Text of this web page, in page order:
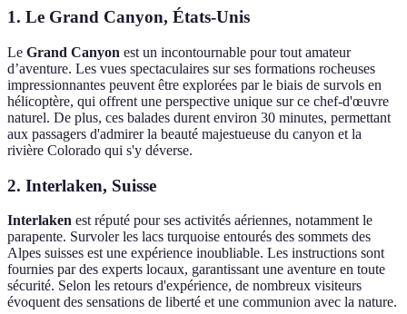
1. Le Grand Canyon, États-Unis
Le Grand Canyon est un incontournable pour tout amateur
d’aventure. Les vues spectaculaires sur ses formations rocheuses
impressionnantes peuvent être explorées par le biais de survols en
hélicoptère, qui offrent une perspective unique sur ce chef-d'œuvre
naturel. De plus, ces balades durent environ 30 minutes, permettant
aux passagers d'admirer la beauté majestueuse du canyon et la
rivière Colorado qui s'y déverse.
2. Interlaken, Suisse
Interlaken est réputé pour ses activités aériennes, notamment le
parapente. Survoler les lacs turquoise entourés des sommets des
Alpes suisses est une expérience inoubliable. Les instructions sont
fournies par des experts locaux, garantissant une aventure en toute
sécurité. Selon les retours d'expérience, de nombreux visiteurs
évoquent des sensations de liberté et une communion avec la nature.